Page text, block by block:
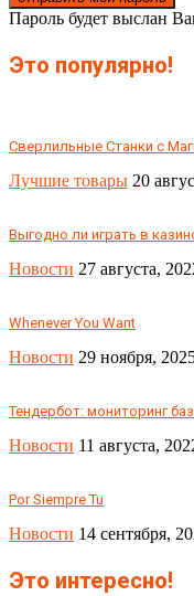
Пароль будет выслан
Это популярно!
Сверлильные Станки с
Лучшие товары 20
Выгодно ли играть в
Новости 27 августа,
Whenever You Want
Новости 29 ноября,
Тендербот: мониторинг
Новости 11 августа,
Por Siempre Tu
Новости 14 сентября,
Это интересно!